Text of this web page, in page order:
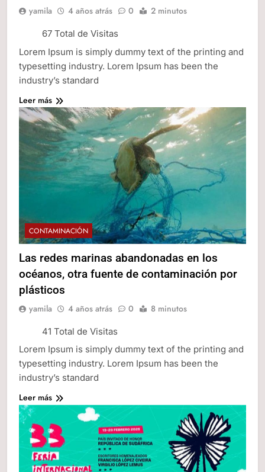
yamila 4 años atrás 0 2 minutos
67 Total de Visitas
Lorem Ipsum is simply dummy text of the printing and
typesetting industry. Lorem Ipsum has been the
industry’s standard
Leer más
CONTAMINACIÓN
Las redes marinas abandonadas en los
océanos, otra fuente de contaminación por
plásticos
yamila 4 años atrás 0 8 minutos
41 Total de Visitas
Lorem Ipsum is simply dummy text of the printing and
typesetting industry. Lorem Ipsum has been the
industry’s standard
Leer más